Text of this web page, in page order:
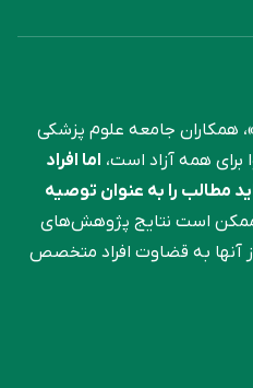
همکاران جامعه علوم ‌پزشکی
همه آزاد است، اما افراد
مطالب را به عنوان توصیه
است نتایج پژوهش‌های
آنها به قضاوت افراد متخصص